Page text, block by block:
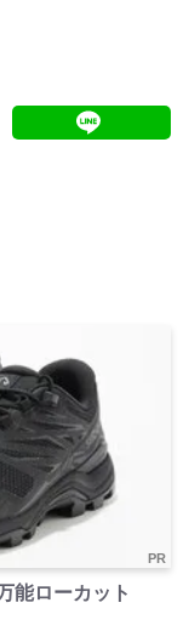
PR
能ローカット